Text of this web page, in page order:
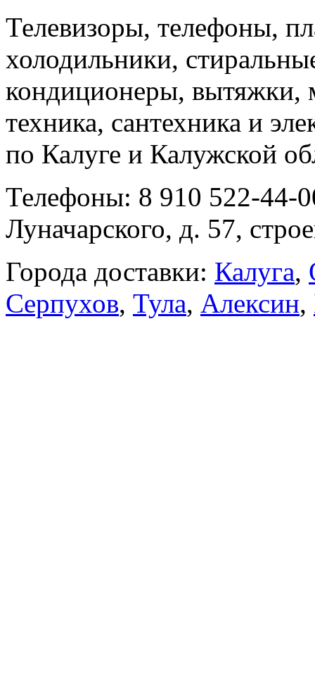
Телевизоры, телефоны,
холодильники,
кондиционеры, вытяжки,
техника, сантехника и
по Калуге и Калужской
Телефоны: 8 910 522-44-
Луначарского, д. 57,
Города доставки: Калуга,
Серпухов, Тула, Алексин,